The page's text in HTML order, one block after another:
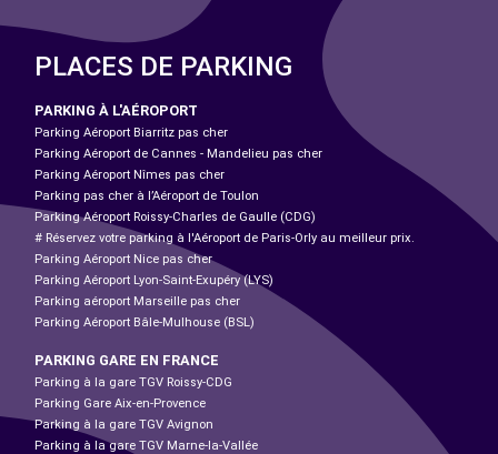
PLACES DE PARKING
PARKING À L'AÉROPORT
Parking Aéroport Biarritz pas cher
Parking Aéroport de Cannes - Mandelieu pas cher
Parking Aéroport Nîmes pas cher
Parking pas cher à l’Aéroport de Toulon
Parking Aéroport Roissy-Charles de Gaulle (CDG)
# Réservez votre parking à l'Aéroport de Paris-Orly au meilleur prix.
Parking Aéroport Nice pas cher
Parking Aéroport Lyon-Saint-Exupéry (LYS)
Parking aéroport Marseille pas cher
Parking Aéroport Bâle-Mulhouse (BSL)
PARKING GARE EN FRANCE
Parking à la gare TGV Roissy-CDG
Parking Gare Aix-en-Provence
Parking à la gare TGV Avignon
Parking à la gare TGV Marne-la-Vallée